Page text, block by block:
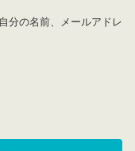
分の名前、メールアドレ